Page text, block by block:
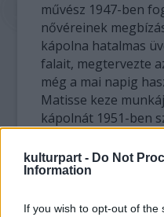
kulturpart - Do Not
Information
If you wish to opt-out of
művész 1947-ben
nővéreinek
kápolna hatalmas
falait, megtervezte
még a mai napig
Matisse keze
kápolnát 1951-ben
fauvizmus mestere
helyett inkább Szűz